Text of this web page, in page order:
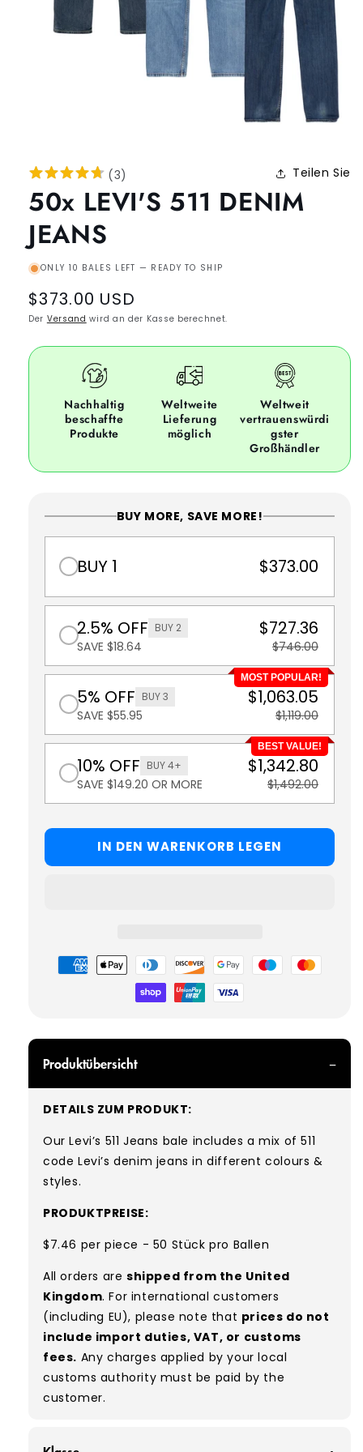
(3) Teilen Sie
50x LEVI'S 511 DENIM
JEANS
ONLY 10 BALES LEFT — READY TO SHIP
Regular
price
$373.00 USD
Der Versand wird an der Kasse berechnet.
Nachhaltig
beschaffte
Produkte
Weltweite
Lieferung
möglich
Weltweit
vertrauenswürdi
gster
Großhändler
BUY MORE, SAVE MORE!
BUY 1 $373.00
2.5% OFF BUY 2
SAVE $18.64
$727.36
$746.00
MOST POPULAR!
5% OFF BUY 3
SAVE $55.95
$1,063.05
$1,119.00
BEST VALUE!
10% OFF BUY 4+
SAVE $149.20 OR MORE
$1,342.80
$1,492.00
IN DEN WARENKORB LEGEN
Zahlungsmöglichkeiten
Produktübersicht
DETAILS ZUM PRODUKT:
Our Levi’s 511 Jeans bale includes a mix of 511
code Levi’s denim jeans in different colours &
styles.
PRODUKTPREISE:
$7.46 per piece - 50 Stück pro Ballen
All orders are shipped from the United
Kingdom. For international customers
(including EU), please note that prices do not
include import duties, VAT, or customs
fees. Any charges applied by your local
customs authority must be paid by the
customer.